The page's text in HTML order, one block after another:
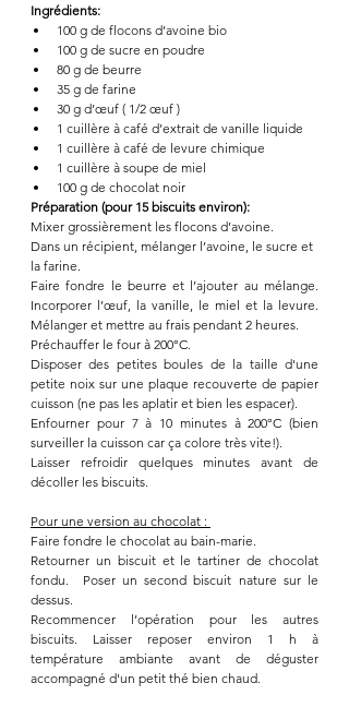
Ingrédients:
100 g de flocons d’avoine bio
100 g de sucre en poudre
80 g de beurre
35 g de farine
30 g d’œuf ( 1/2 œuf )
1 cuillère à café d’extrait de vanille liquide
1 cuillère à café de levure chimique
1 cuillère à soupe de miel
100 g de chocolat noir
Préparation (pour 15 biscuits environ):
Mixer grossièrement les flocons d’avoine.
Dans un récipient, mélanger l’avoine, le sucre et
la farine.
Faire fondre le beurre et l’ajouter au mélange.
Incorporer l’œuf, la vanille, le miel et la levure.
Mélanger et mettre au frais pendant 2 heures.
Préchauffer le four à 200°C.
Disposer des petites boules de la taille d'une
petite noix sur une plaque recouverte de papier
cuisson (ne pas les aplatir et bien les espacer).
Enfourner pour 7 à 10 minutes à 200°C (bien
surveiller la cuisson car ça colore très vite!).
Laisser refroidir quelques minutes avant de
décoller les biscuits.
Pour une version au chocolat :
Faire fondre le chocolat au bain-marie.
Retourner un biscuit et le tartiner de chocolat
fondu.  Poser un second biscuit nature sur le
dessus.
Recommencer l’opération pour les autres
biscuits. Laisser reposer environ 1 h à
température ambiante avant de déguster
accompagné d'un petit thé bien chaud.